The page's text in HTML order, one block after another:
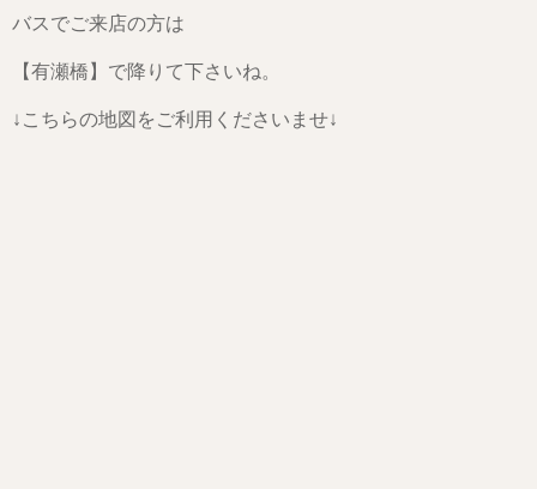
バスでご来店の方は
【有瀬橋】で降りて下さいね。
↓こちらの地図をご利用くださいませ↓